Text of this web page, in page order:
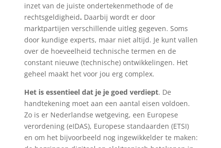
inzet van de juiste ondertekenmethode of de
rechtsgeldigheid. Daarbij wordt er door
marktpartijen verschillende uitleg gegeven. Soms
door kundige experts, maar niet altijd. Je kunt vallen
over de hoeveelheid technische termen en de
constant nieuwe (technische) ontwikkelingen. Het
geheel maakt het voor jou erg complex.
Het is essentieel dat je je goed verdiept. De
handtekening moet aan een aantal eisen voldoen.
Zo is er Nederlandse wetgeving, een Europese
verordening (eIDAS), Europese standaarden (ETSI)
en om het bijvoorbeeld nog ingewikkelder te maken: